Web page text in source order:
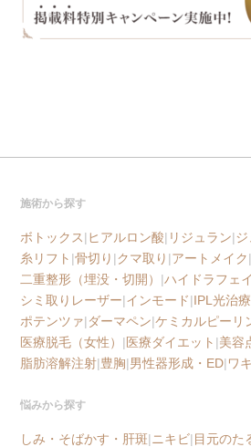
施術から探す
ボトックス|ヒアルロン酸| リジュラン|
糸リフト |骨切り |クマ取り |アートメイク|
二重整形（埋没・切開） |ハイドラフェ
シミ取りレーザー|インモード|IPL光治療
ポテンツァ|ダーマペン|ケミカルピーリ
医療脱毛（女性） |医療ダイエット |美容
脂肪溶解注射|豊胸|男性器形成・ED|ワ
悩みから探す
しみ・そばかす・肝斑| ニキビ|目元のた